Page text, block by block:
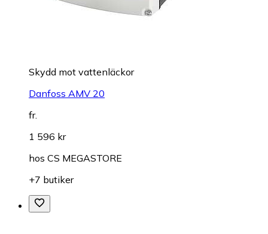
Skydd mot vattenläckor
Danfoss AMV 20
fr.
1 596 kr
hos CS MEGASTORE
+7 butiker